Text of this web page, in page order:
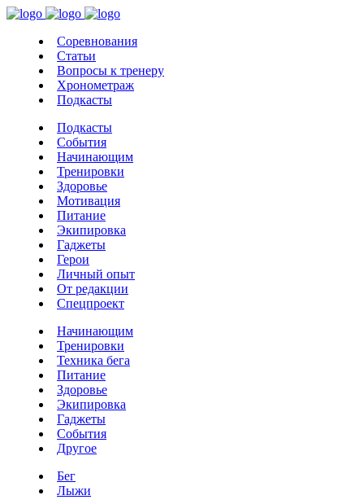
Соревнования
Статьи
Вопросы к тренеру
Хронометраж
Подкасты
Подкасты
События
Начинающим
Тренировки
Здоровье
Мотивация
Питание
Экипировка
Гаджеты
Герои
Личный опыт
От редакции
Спецпроект
Начинающим
Тренировки
Техника бега
Питание
Здоровье
Экипировка
Гаджеты
События
Другое
Бег
Лыжи